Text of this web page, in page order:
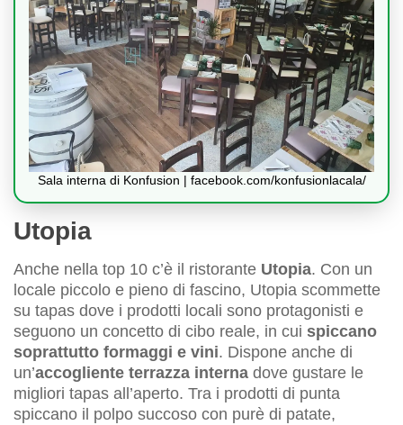
Sala interna di Konfusion | facebook.com/konfusionlacala/
Utopia
Anche nella top 10 c’è il ristorante Utopia. Con un
locale piccolo e pieno di fascino, Utopia scommette
su tapas dove i prodotti locali sono protagonisti e
seguono un concetto di cibo reale, in cui spiccano
soprattutto formaggi e vini. Dispone anche di
un’accogliente terrazza interna dove gustare le
migliori tapas all’aperto. Tra i prodotti di punta
spiccano il polpo succoso con purè di patate,